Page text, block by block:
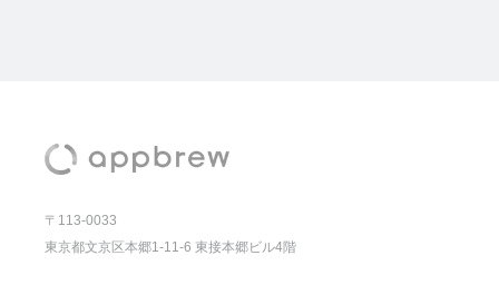
〒113-0033
東京都文京区本郷1-11-6 東接本郷ビル4階